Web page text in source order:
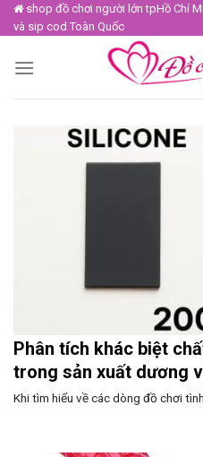
Skip
to
shop đồ chơi người lớn tpHồ Chí
và sip cod Toàn Quốc
Phân tích khác biệt
trong sản xuất dương
Khi tìm hiểu về các dòng đồ chơi